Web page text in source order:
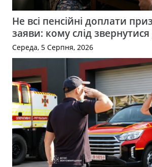
Не всі пенсійні доплати
заяви: кому слід
Середа, 5 Серпня, 2026